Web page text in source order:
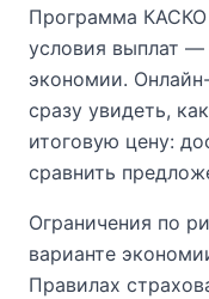
Программа КАСКО
условия выплат —
экономии.
сразу увидеть,
итоговую цену:
сравнить
Ограничения по
варианте
Правилах